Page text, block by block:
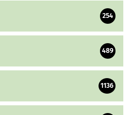
254
489
1136